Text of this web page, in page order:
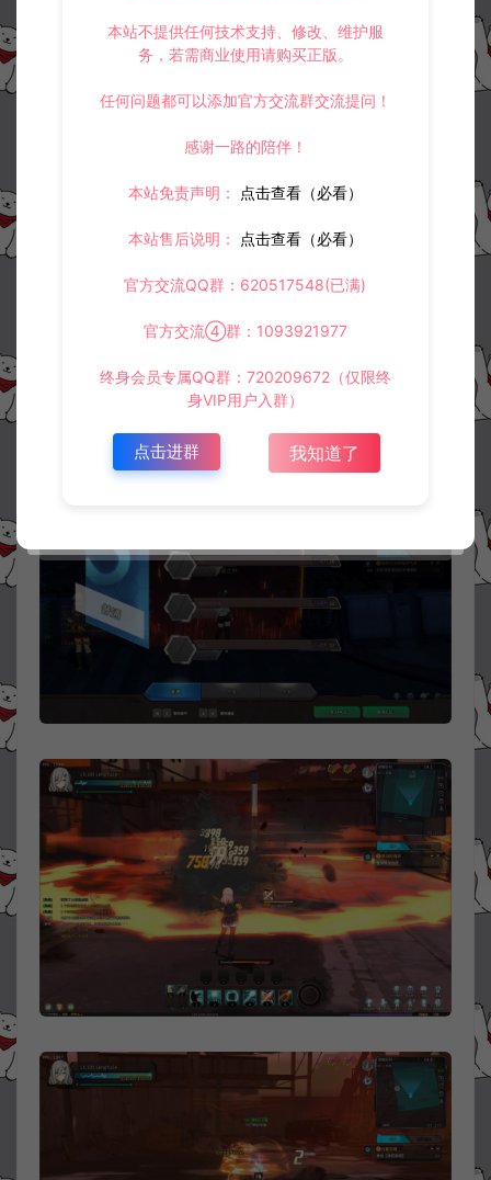
本站不提供任何技术支持、修改、维护服
务，若需商业使用请购买正版。
任何问题都可以添加官方交流群交流提问！
感谢一路的陪伴！
本站免责声明： 点击查看（必看）
本站售后说明： 点击查看（必看）
官方交流QQ群：620517548(已满)
官方交流④群：1093921977
终身会员专属QQ群：720209672（仅限终
身VIP用户入群）
点击进群 我知道了